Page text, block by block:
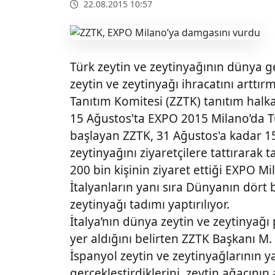
22.08.2015 10:57
Türk zeytin ve zeytinyağının dünya
zeytin ve zeytinyağı ihracatını
Tanıtım Komitesi (ZZTK) tanıtım
15 Ağustos'ta EXPO 2015
başlayan ZZTK, 31 Ağustos'a kadar
zeytinyağını ziyaretçilere tattırarak
200 bin kişinin ziyaret ettiği EXPO
İtalyanların yanı sıra Dünyanın
zeytinyağı tadımı yaptırılıyor.
İtalya’nın dünya zeytin ve
yer aldığını belirten ZZTK Başkanı
İspanyol zeytin ve zeytinyağlarının